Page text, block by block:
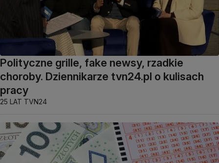
Polityczne grille, fake newsy, rzadkie
choroby. Dziennikarze tvn24.pl o kulisach
pracy
25 LAT TVN24